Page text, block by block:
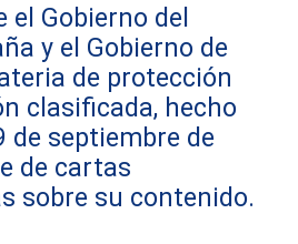
el Gobierno del
y el Gobierno de
de protección
clasificada, hecho
de septiembre de
de cartas
sobre su contenido.